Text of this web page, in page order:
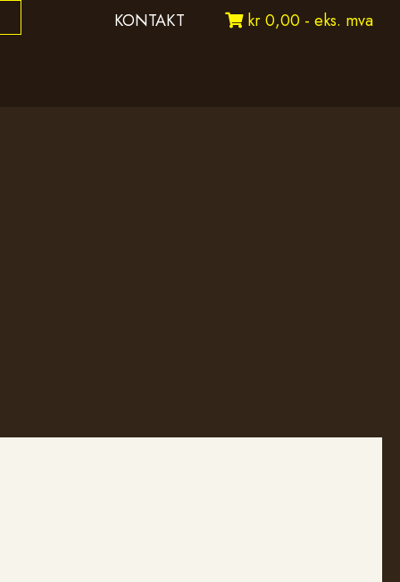
KONTAKT kr 0,00 - eks. mva